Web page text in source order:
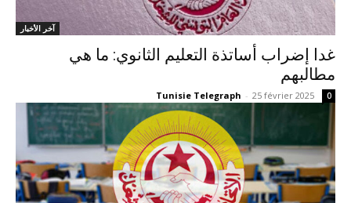
آخر الأخبار
غدا إضراب أساتذة التعليم الثانوي: ما هي
مطالبهم
Tunisie Telegraph - 25 février 2025 0